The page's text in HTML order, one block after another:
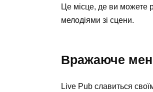
Це місце, де ви можете
мелодіями зі сцени.
Вражаюче
Live Pub славиться